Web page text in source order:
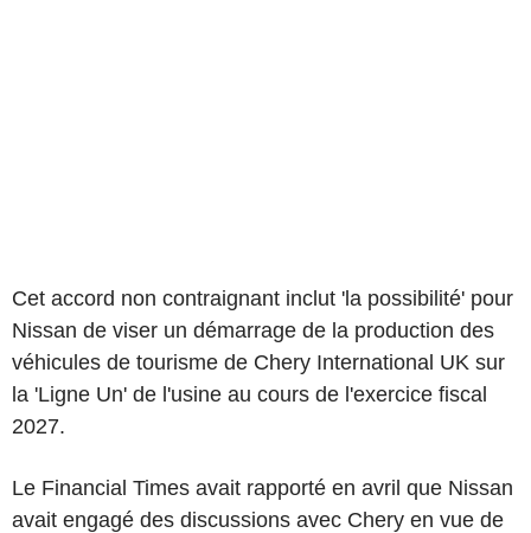
Cet accord non contraignant inclut 'la possibilité' pour
Nissan de viser un démarrage de la production des
véhicules de tourisme de Chery International UK sur
la 'Ligne Un' de l'usine au cours de l'exercice fiscal
2027.
Le Financial Times avait rapporté en avril que Nissan
avait engagé des discussions avec Chery en vue de